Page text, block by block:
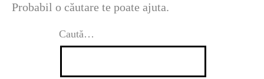
Probabil o căutare te poate ajuta.
Caută…